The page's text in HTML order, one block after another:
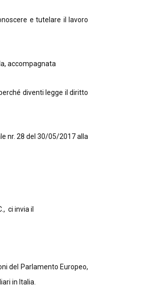
e tutelare il lavoro
accompagnata
diventi legge il diritto
nr. 28 del 30/05/2017 alla
ci invia il
del Parlamento Europeo,
in Italia.